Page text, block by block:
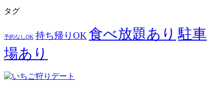
タグ
予約なしOK 持ち帰りOK 食べ放題あり 駐車
場あり